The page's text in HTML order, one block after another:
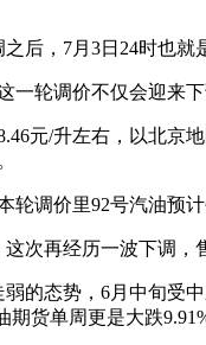
后，7月3日24时也
一轮调价不仅会迎来
元/升左右，以北京
轮调价里92号汽油预
次再经历一波下调，
的态势，6月中旬受
期货单周更是大跌